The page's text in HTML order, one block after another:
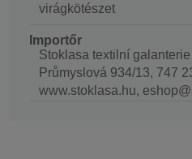
virágkötészet
Importőr
Stoklasa textilní galanterie
Průmyslová 934/13, 747
www.stoklasa.hu,